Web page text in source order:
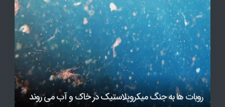
روبات ها به جنگ میکروپلاستیک در خاک و آب می روند
OpenAI سرعت توسعه مدل قدرتمند Astra را به‌دلیل
نگرانی‌های امنیتی کاهش داد
کلادفلر از مرورگر Kitesurf برای ایجنت‌های هوش مصنوعی
رونمایی کرد
رقابت ۴۷۰۰ نخبه در المپیک فناوری/ حضور ۲۰۰ نفر از ۱۴
کشور دنیا